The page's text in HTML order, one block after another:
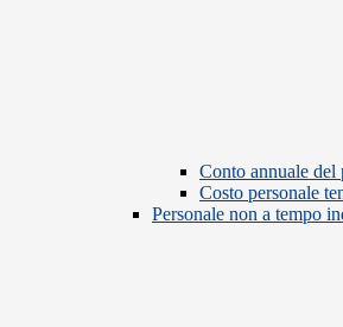
Conto annuale del
Costo personale
Personale non a tempo